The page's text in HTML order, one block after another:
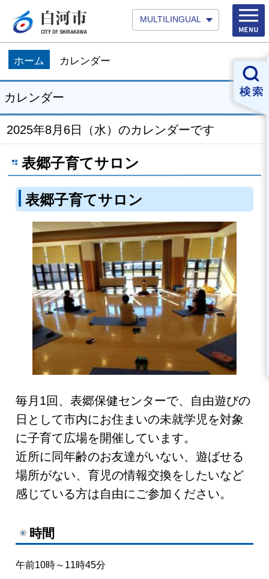
MULTILINGUAL
ホーム カレンダー
カレンダー
2025年8月6日（水）のカレンダーです
表郷子育てサロン
表郷子育てサロン
毎月1回、表郷保健センターで、 自由遊びの
日として市内にお住まいの未就学児を対象
に子育て広場を開催しています。
近所に同年齢のお友達がいない、遊ばせる
場所がない、育児の情報交換をしたいなど
感じている方は自由にご参加ください。
時間
午前10時～11時45分